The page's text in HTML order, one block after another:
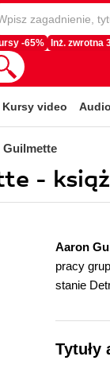
-65% Inż. zwrotna
Kursy video
Guilmette
-
Aaron
pracy
stanie